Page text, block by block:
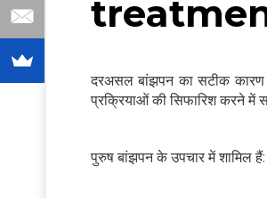
दरअसल बांझपन का सटीक कारण
प्रक्रियाओं की सिफारिश करने में
पुरुष बांझपन के उपचार में शामिल हैं: